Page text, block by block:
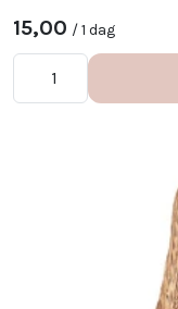
15,00 / 1 dag